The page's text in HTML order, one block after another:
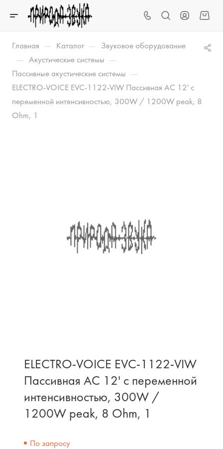
Главная — Каталог — Звуковое оборудование
— Акустические системы —
Пассивные акустические системы —
ELECTRO-VOICE EVC-1122-VIW Пассивная АС 12' с
переменной интенсивностью, 300W / 1200W peak, 8
Ohm, 1
ELECTRO-VOICE EVC-1122-VIW
Пассивная АС 12' с переменной
интенсивностью, 300W /
1200W peak, 8 Ohm, 1
По запросу